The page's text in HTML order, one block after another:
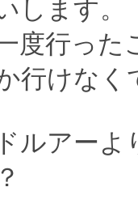
します。
度行った
行けなく
ルアー